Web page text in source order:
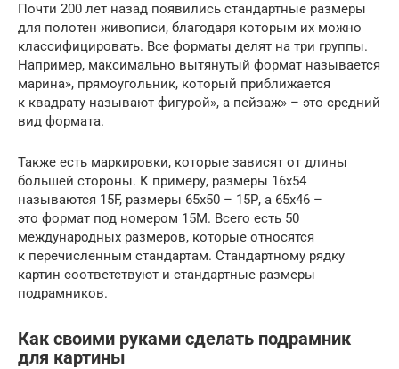
Почти 200 лет назад появились стандартные размеры
для полотен живописи, благодаря которым их можно
классифицировать. Все форматы делят на три группы.
Например, максимально вытянутый формат называется
марина», прямоугольник, который приближается
к квадрату называют фигурой», а пейзаж» – это средний
вид формата.
Также есть маркировки, которые зависят от длины
большей стороны. К примеру, размеры 16х54
называются 15F, размеры 65х50 – 15Р, а 65х46 –
это формат под номером 15М. Всего есть 50
международных размеров, которые относятся
к перечисленным стандартам. Стандартному рядку
картин соответствуют и стандартные размеры
подрамников.
Как своими руками сделать подрамник
для картины